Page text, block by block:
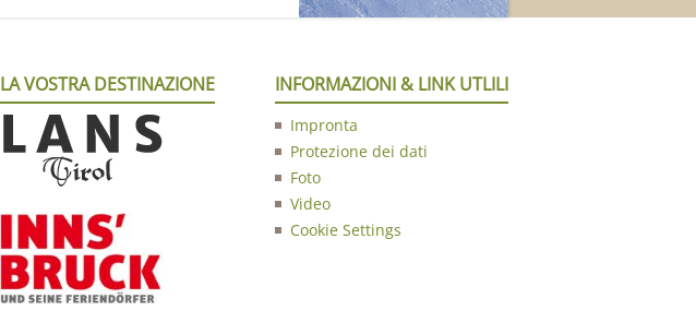
LA VOSTRA DESTINAZIONE INFORMAZIONI & LINK UTLILI
Impronta
Protezione dei dati
Foto
Video
Cookie Settings